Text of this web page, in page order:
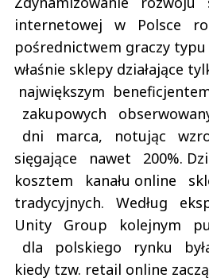
internetowej w Polsce
pośrednictwem graczy
właśnie sklepy działające
największym
zakupowych
dni marca, notując
sięgające nawet 200%.
kosztem kanału online
tradycyjnych. Według
Unity Group kolejnym
dla polskiego rynku była
kiedy tzw. retail online